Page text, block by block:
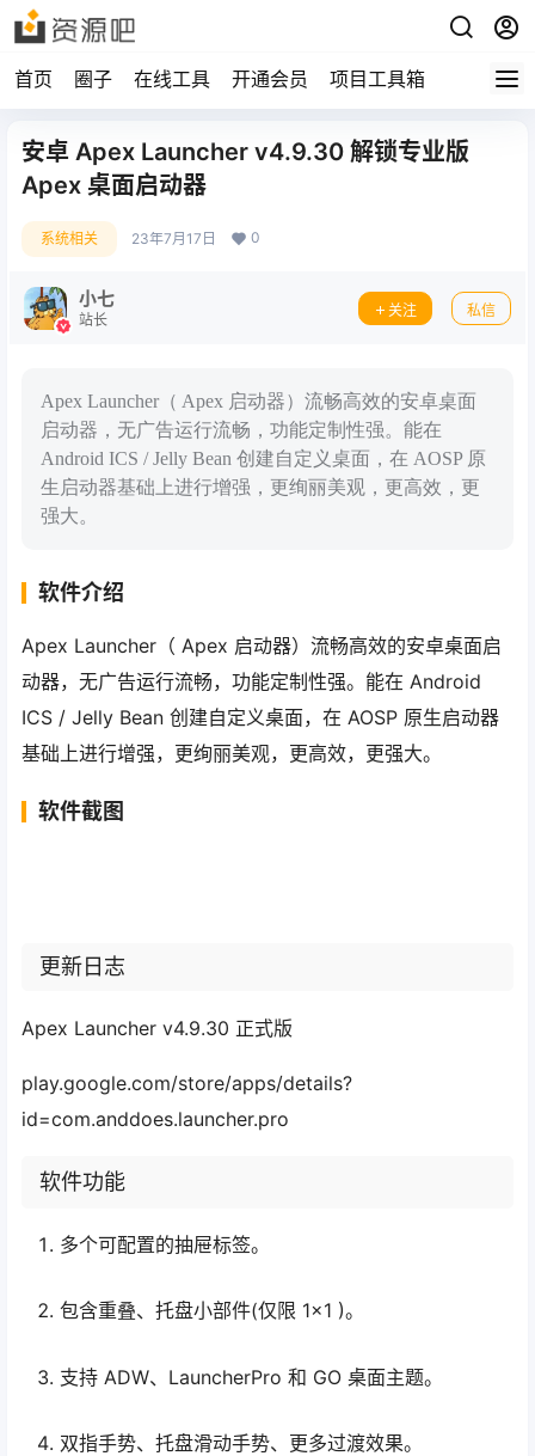
首页 圈子 在线工具 开通会员 项目工具箱
安卓 Apex Launcher v4.9.30 解锁专业版
Apex 桌面启动器
系统相关 23年7月17日 0
小七
站长
关注 私信
Apex Launcher（ Apex 启动器）流畅高效的安卓桌面
启动器，无广告运行流畅，功能定制性强。能在
Android ICS / Jelly Bean 创建自定义桌面，在 AOSP 原
生启动器基础上进行增强，更绚丽美观，更高效，更
强大。
软件介绍
Apex Launcher（ Apex 启动器）流畅高效的安卓桌面启
动器，无广告运行流畅，功能定制性强。能在 Android
ICS / Jelly Bean 创建自定义桌面，在 AOSP 原生启动器
基础上进行增强，更绚丽美观，更高效，更强大。
软件截图
更新日志
Apex Launcher v4.9.30 正式版
play.google.com/store/apps/details?
id=com.anddoes.launcher.pro
软件功能
多个可配置的抽屉标签。
包含重叠、托盘小部件(仅限 1×1 )。
支持 ADW、LauncherPro 和 GO 桌面主题。
双指手势、托盘滑动手势、更多过渡效果。